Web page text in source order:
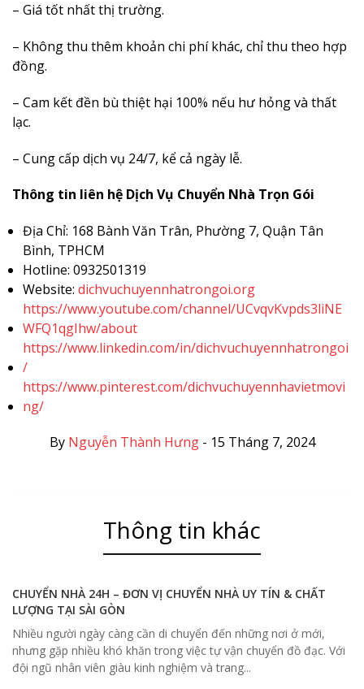
– Giá tốt nhất thị trường.
– Không thu thêm khoản chi phí khác, chỉ thu theo hợp
đồng.
– Cam kết đền bù thiệt hại 100% nếu hư hỏng và thất
lạc.
– Cung cấp dịch vụ 24/7, kể cả ngày lễ.
Thông tin liên hệ Dịch Vụ Chuyển Nhà Trọn Gói
Địa Chỉ: 168 Bành Văn Trân, Phường 7, Quận Tân
Bình, TPHCM
Hotline: 0932501319
Website: dichvuchuyennhatrongoi.org
https://www.youtube.com/channel/UCvqvKvpds3liNE
WFQ1qgIhw/about
https://www.linkedin.com/in/dichvuchuyennhatrongoi
/
https://www.pinterest.com/dichvuchuyennhavietmovi
ng/
By Nguyễn Thành Hưng- 15 Tháng 7, 2024
Thông tin khác
CHUYỂN NHÀ 24H – ĐƠN VỊ CHUYỂN NHÀ UY TÍN & CHẤT
LƯỢNG TẠI SÀI GÒN
Nhiều người ngày càng cần di chuyển đến những nơi ở mới,
nhưng gặp nhiều khó khăn trong việc tự vận chuyển đồ đạc. Với
đội ngũ nhân viên giàu kinh nghiệm và trang...